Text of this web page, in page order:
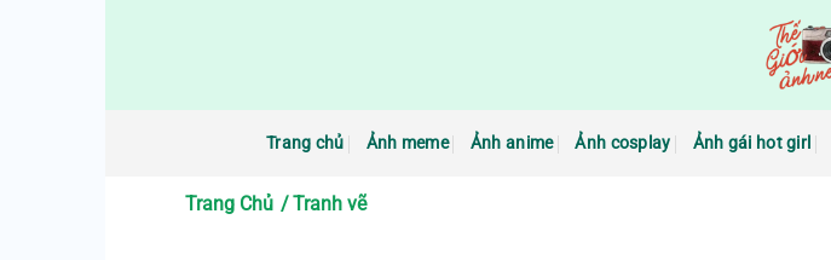
dung
Trang chủ Ảnh meme Ảnh anime Ảnh cosplay Ảnh gái hot girl
Trang Chủ Tranh vẽ